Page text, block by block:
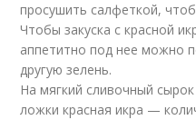
просушить салфеткой,
Чтобы закуска с красной
аппетитно под нее можно
другую зелень.
На мягкий сливочный
ложки красная икра —